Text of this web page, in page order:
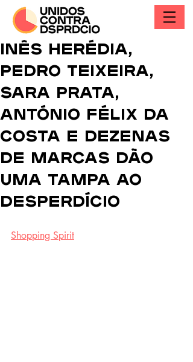
Inês Herédia,
Pedro Teixeira,
Sara Prata,
António Félix da
Costa e dezenas
de marcas dão
uma tampa ao
desperdício
Shopping Spirit